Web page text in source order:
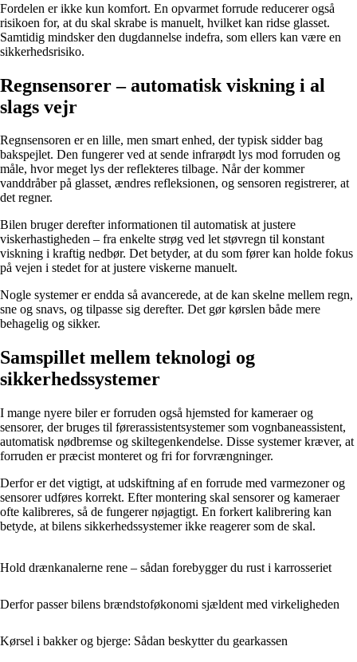
Fordelen er ikke kun komfort. En opvarmet forrude reducerer også
risikoen for, at du skal skrabe is manuelt, hvilket kan ridse glasset.
Samtidig mindsker den dugdannelse indefra, som ellers kan være en
sikkerhedsrisiko.
Regnsensorer – automatisk viskning i al
slags vejr
Regnsensoren er en lille, men smart enhed, der typisk sidder bag
bakspejlet. Den fungerer ved at sende infrarødt lys mod forruden og
måle, hvor meget lys der reflekteres tilbage. Når der kommer
vanddråber på glasset, ændres refleksionen, og sensoren registrerer, at
det regner.
Bilen bruger derefter informationen til automatisk at justere
viskerhastigheden – fra enkelte strøg ved let støvregn til konstant
viskning i kraftig nedbør. Det betyder, at du som fører kan holde fokus
på vejen i stedet for at justere viskerne manuelt.
Nogle systemer er endda så avancerede, at de kan skelne mellem regn,
sne og snavs, og tilpasse sig derefter. Det gør kørslen både mere
behagelig og sikker.
Samspillet mellem teknologi og
sikkerhedssystemer
I mange nyere biler er forruden også hjemsted for kameraer og
sensorer, der bruges til førerassistentsystemer som vognbaneassistent,
automatisk nødbremse og skiltegenkendelse. Disse systemer kræver, at
forruden er præcist monteret og fri for forvrængninger.
Derfor er det vigtigt, at udskiftning af en forrude med varmezoner og
sensorer udføres korrekt. Efter montering skal sensorer og kameraer
ofte kalibreres, så de fungerer nøjagtigt. En forkert kalibrering kan
betyde, at bilens sikkerhedssystemer ikke reagerer som de skal.
Hold drænkanalerne rene – sådan forebygger du rust i karrosseriet
Derfor passer bilens brændstoføkonomi sjældent med virkeligheden
Kørsel i bakker og bjerge: Sådan beskytter du gearkassen